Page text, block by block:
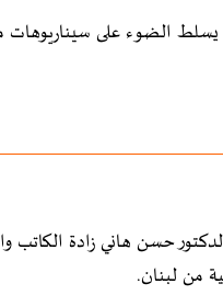
الضوء على سيناريوهات
حسن هاني زادة الكاتب
من لبنان.